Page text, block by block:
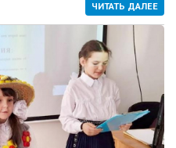
ЧИТАТЬ ДАЛЕЕ